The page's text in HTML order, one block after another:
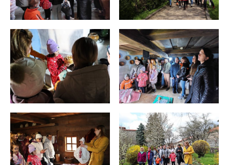
ВІДЕО